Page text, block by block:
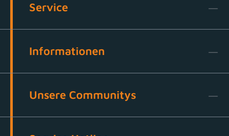
Service
Informationen
Unsere Communitys